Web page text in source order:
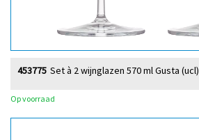
Set à 2 wijnglazen 570 ml Gusta (ucl)
453775
Op voorraad